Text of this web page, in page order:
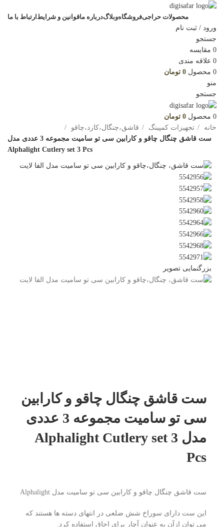
محصولات حراجیفروشگاهوبلاگدرباره ماقوانین و شرایط ارتباط با ما
ورود / ثبت نام
جستجو
0 مقایسه
0 علاقه مندی
0 محصول 0 تومان
منو
جستجو
0 محصول 0 تومان
خانه
تجهیزات کمپینگ
قاشق،چنگال،کارد،چاقو
ست قاشق چنگال چاقو و کارابین سی تو سامیت مجموعه 3 عددی مدل
Alphalight Cutlery set 3 Pcs
بزرگنمایی تصویر
ست قاشق چنگال چاقو و کارابین
سی تو سامیت مجموعه 3 عددی
مدل Alphalight Cutlery set 3
Pcs
ست قاشق چنگال چاقو و کارابین سی تو سامیت مدل Alphalight
این ست دارای سوراخ شش ضلعی در انتهای دسته ها هستند که
می توان ازآن به عنوان آچار برای اجاق استفاده کرد.